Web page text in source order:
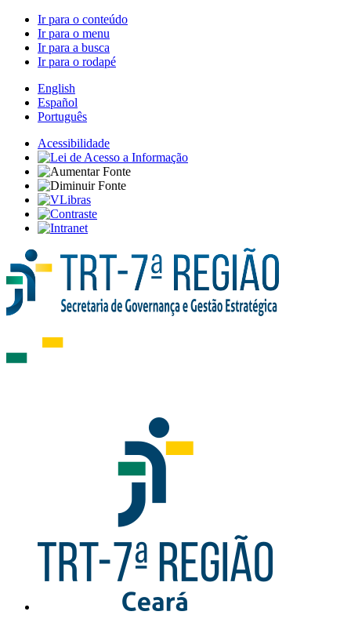
Ir para o conteúdo
Ir para o menu
Ir para a busca
Ir para o rodapé
English
Español
Português
Acessibilidade